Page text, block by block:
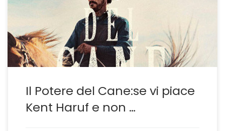
splendido film di Jane Campion non sapevo nemmeno
dell’esistenza de Il Potere del Cane– il romanzo dallo
stesso titolo di Don Winslow […]
Il Potere del Cane:se vi piace
Kent Haruf e non …